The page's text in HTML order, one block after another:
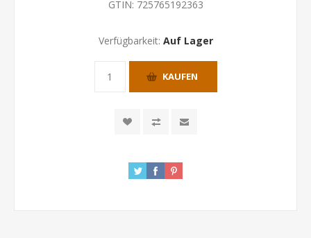
GTIN: 725765192363
Verfügbarkeit: Auf Lager
KAUFEN